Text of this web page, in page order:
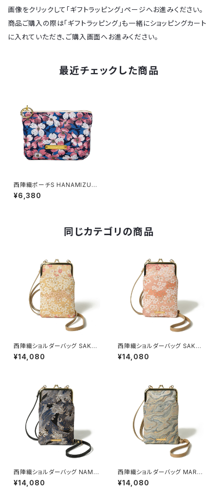
画像をクリックして「ギフトラッピング」ページへお進みください。
商品ご購入の際は「ギフトラッピング」も一緒にショッピングカート
に入れていただき、ご購入画面へお進みください。
最近チェックした商品
西陣織ポーチS HANAMIZUKI
/ NPS13
¥6,380
同じカテゴリの商品
西陣織ショルダーバッグ SAKU
RA / NSS1
¥14,080
西陣織ショルダーバッグ SAKU
RA / NSS2
¥14,080
西陣織ショルダーバッグ NAMI /
NSS3
¥14,080
西陣織ショルダーバッグ MARB
LE / NSS5
¥14,080